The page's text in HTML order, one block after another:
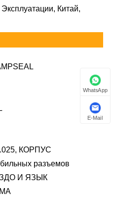
Китай,
КОРПУС
разъемов
И ЯЗЫК
WhatsApp
E-Mail